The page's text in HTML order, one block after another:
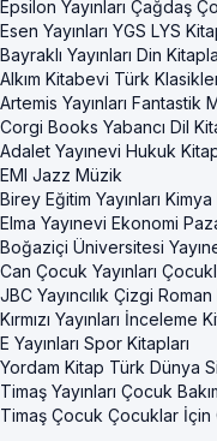
Epsilon Yayınları Çağdaş
Esen Yayınları YGS LYS
Bayraklı Yayınları Din
Alkım Kitabevi Türk
Artemis Yayınları Fantastik
Corgi Books Yabancı Dil
Adalet Yayınevi Hukuk
EMI Jazz Müzik
Birey Eğitim Yayınları Kimya
Elma Yayınevi Ekonomi
Boğaziçi Üniversitesi
Can Çocuk Yayınları
JBC Yayıncılık Çizgi Roman
Kırmızı Yayınları İnceleme
E Yayınları Spor Kitapları
Yordam Kitap Türk Dünya
Timaş Yayınları Çocuk
Timaş Çocuk Çocuklar İçin